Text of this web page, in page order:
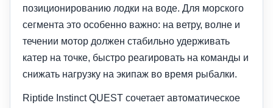
позиционированию лодки на воде. Для морского
сегмента это особенно важно: на ветру, волне и
течении мотор должен стабильно удерживать
катер на точке, быстро реагировать на команды и
снижать нагрузку на экипаж во время рыбалки.
Riptide Instinct QUEST сочетает автоматическое